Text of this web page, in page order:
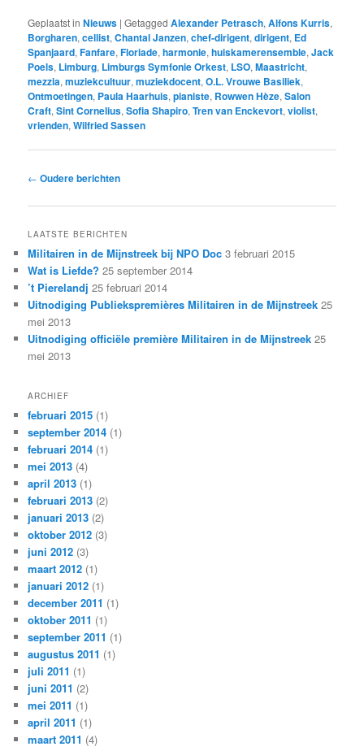
Geplaatst in Nieuws |Getagged Alexander Petrasch,Alfons Kurris,
Borgharen,cellist,Chantal Janzen,chef-dirigent,dirigent, Ed
Spanjaard,Fanfare,Floriade,harmonie,huiskamerensemble,Jack
Poels, Limburg, Limburgs Symfonie Orkest, LSO,Maastricht,
mezzia,muziekcultuur,muziekdocent,O.L. Vrouwe Basiliek,
Ontmoetingen, Paula Haarhuis,pianiste, Rowwen Hèze,Salon
Craft,Sint Cornelius,Sofia Shapiro,Tren van Enckevort,violist,
vrienden,Wilfried Sassen
Bericht
← Oudere berichten
LAATSTE BERICHTEN
Militairen in de Mijnstreek bij NPO Doc 3 februari 2015
Wat is Liefde? 25 september 2014
’t Pierelandj 25 februari 2014
Uitnodiging Publiekspremières Militairen in de Mijnstreek 25
mei 2013
Uitnodiging officiële première Militairen in de Mijnstreek 25
mei 2013
ARCHIEF
februari 2015 (1)
september 2014 (1)
februari 2014 (1)
mei 2013 (4)
april 2013 (1)
februari 2013 (2)
januari 2013 (2)
oktober 2012 (3)
juni 2012 (3)
maart 2012 (1)
januari 2012 (1)
december 2011 (1)
oktober 2011 (1)
september 2011 (1)
augustus 2011 (1)
juli 2011 (1)
juni 2011 (2)
mei 2011 (1)
april 2011 (1)
maart 2011 (4)